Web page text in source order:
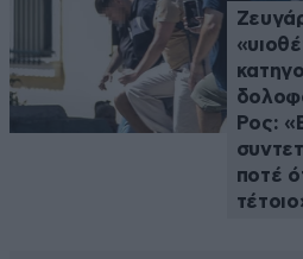
Ρος:
ποτέ